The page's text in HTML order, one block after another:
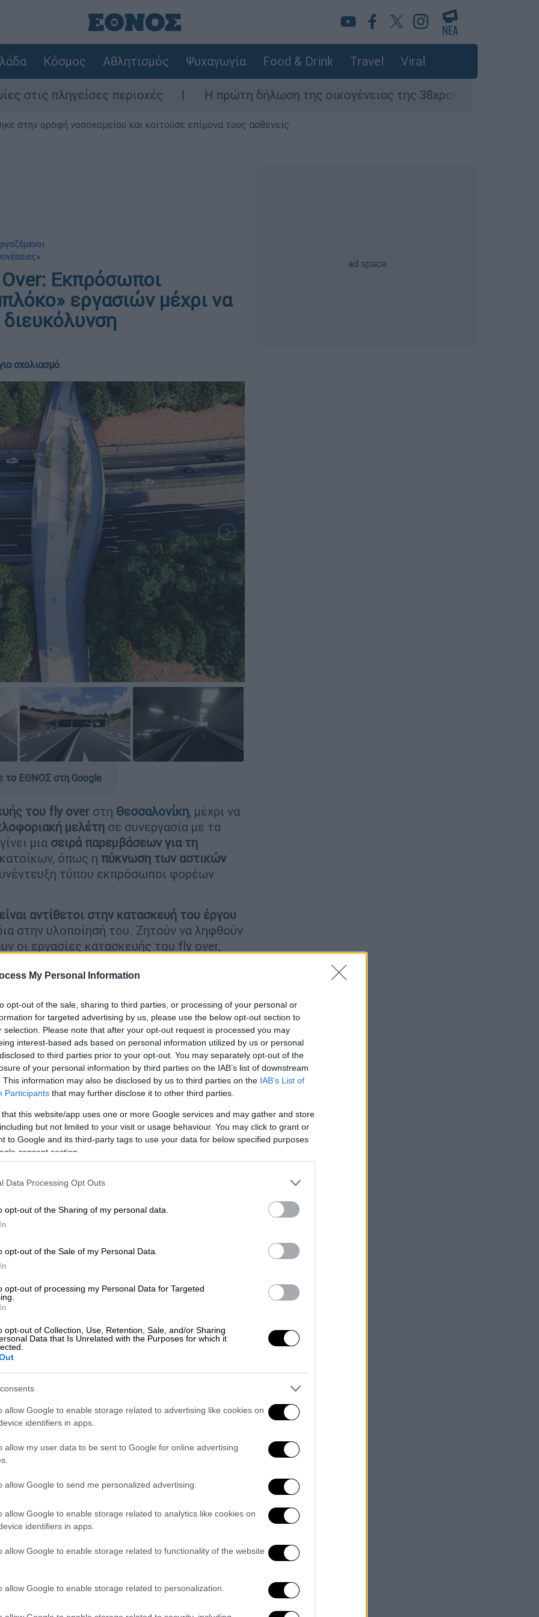
My Personal Information
opt-out of the sale, sharing to third parties, or processing of your personal or
for targeted advertising by us, please use the below opt-out section to
selection. Please note that after your opt-out request is processed you may
interest-based ads based on personal information utilized by us or personal
to third parties prior to your opt-out. You may separately opt-out of the
of your personal information by third parties on the IAB’s list of downstream
This information may also be disclosed by us to third parties on the IAB’s List of
Participants that may further disclose it to other third parties.
that this website/app uses one or more Google services and may gather and store
but not limited to your visit or usage behaviour. You may click to grant or
to Google and its third-party tags to use your data for below specified purposes
consent section.
Data Processing Opt Outs
opt-out of the Sharing of my personal data.
opt-out of the Sale of my Personal Data.
opt-out of processing my Personal Data for Targeted
opt-out of Collection, Use, Retention, Sale, and/or Sharing
Data that Is Unrelated with the Purposes for which it
allow Google to enable storage related to advertising like cookies on
identifiers in apps.
allow my user data to be sent to Google for online advertising
allow Google to send me personalized advertising.
allow Google to enable storage related to analytics like cookies on
identifiers in apps.
allow Google to enable storage related to functionality of the website
allow Google to enable storage related to personalization.
Κόσμος Αθλητισμός Ψυχαγωγία Food & Drink Travel Viral
περιοχές Η πρώτη δήλωση της οικογένειας της 38χρονης Βρετανίδας που
στην οροφή νοσοκομείου και κοιτούσε επίμονα τους ασθενείς
Over: Εκπρόσωποι
εργασιών μέχρι να
σχολιασμό
το ΕΘΝΟΣ στη Google
του fly over στη Θεσσαλονίκη, μέχρι να
μελέτη σε συνεργασία με τα
μια σειρά παρεμβάσεων για τη
όπως η πύκνωση των αστικών
τύπου εκπρόσωποι φορέων
αντίθετοι στην κατασκευή του έργου
στην υλοποίησή του. Ζητούν να ληφθούν
οι εργασίες κατασκευής του fly over,
μετακινήσεις των
εργασίας τους αλλά και
τα ωράρια
σούπερ - μάρκετ, η οποία αμέσως μετά
του fly over
γραφεία της, η οποία εκ των πραγμάτων
μετατραπεί σε αύξηση των ωρών
τρόπο που ξεκίνησε να
στις ζωές των εργαζομένων
στον αδιαπέραστο περιφερειακό και
του . Λέμε ότι πρέπει να δοθούν
που θα προστατεύσουν τις ζωές των
Λέμε να γίνει μία επιστημονική μελέτη
ακόμα φορά την τακτική του πάμε κι
για να βγουν κερδισμένοι οι
συμμετάσχουν μέσω ΣΔΙΤ σε αυτό το
, αντιπρόεδρος του Συνδικάτου
Επιχειρήσεων και μέλος του